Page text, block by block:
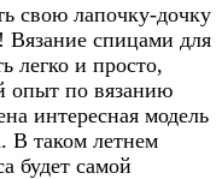
свою лапочку-дочку
Вязание спицами для
легко и просто,
опыт по вязанию
интересная модель
В таком летнем
будет самой